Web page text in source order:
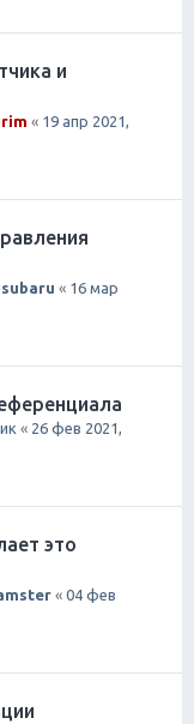
и
« 19 апр 2021,
« 16 мар
« 26 фев 2021,
это
« 04 фев